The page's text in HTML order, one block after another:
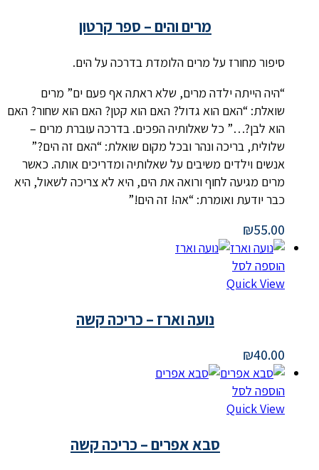
מרים והים – ספר קרטון
סיפור מחורז על מרים הלומדת בדרכה על הים.
“היה הייתה ילדה מרים, שלא ראתה אף פעם ים” מרים
שואלת: “האם הוא גדול? האם הוא קטן? האם הוא שחור? האם
הוא לבן?…” כל שאלותיה הפכים. בדרכה עוברת מרים –
שלולית, בריכה ונהר ובכל מקום שואלת: “האם זה הים?”
אנשים וילדים משיבים על שאלותיה ומדריכים אותה. כאשר
מרים מגיעה לחוף ורואה את הים, היא לא צריכה לשאול, היא
כבר יודעת ואומרת: “אה! זה הים!”
₪55.00
הוספה לסל
Quick View
נועה וארז – כריכה קשה
₪40.00
הוספה לסל
Quick View
סבא אפרים – כריכה קשה